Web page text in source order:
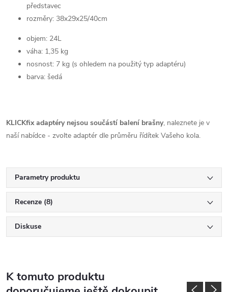
představec
rozměry: 38x29x25/40cm
objem: 24L
váha: 1,35 kg
nosnost: 7 kg (s ohledem na použitý typ adaptéru)
barva: šedá
KLICKfix adaptéry nejsou součástí balení brašny, naleznete je v
naší nabídce - zvolte adaptér dle průměru řídítek Vašeho kola.
Parametry produktu
Recenze (8)
Diskuse
K tomuto produktu